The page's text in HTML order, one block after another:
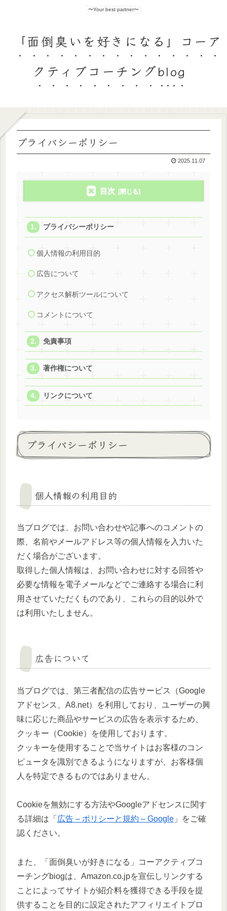
〜Your best partner〜
「面倒臭いを好きになる」コーア
クティブコーチングblog
プライバシーポリシー
2025.11.07
目次
プライバシーポリシー
個人情報の利用目的
広告について
アクセス解析ツールについて
コメントについて
免責事項
著作権について
リンクについて
プライバシーポリシー
個人情報の利用目的
当ブログでは、お問い合わせや記事へのコメントの
際、名前やメールアドレス等の個人情報を入力いた
だく場合がございます。
取得した個人情報は、お問い合わせに対する回答や
必要な情報を電子メールなどでご連絡する場合に利
用させていただくものであり、これらの目的以外で
は利用いたしません。
広告について
当ブログでは、第三者配信の広告サービス（Google
アドセンス、A8.net）を利用しており、ユーザーの興
味に応じた商品やサービスの広告を表示するため、
クッキー（Cookie）を使用しております。
クッキーを使用することで当サイトはお客様のコン
ピュータを識別できるようになりますが、お客様個
人を特定できるものではありません。
Cookieを無効にする方法やGoogleアドセンスに関す
る詳細は「 広告 – ポリシーと規約 – Google 」をご確
認ください。
また、「面倒臭いが好きになる」コーアクティブコ
ーチングbiogは、Amazon.co.jpを宣伝しリンクする
ことによってサイトが紹介料を獲得できる手段を提
供することを目的に設定されたアフィリエイトプロ